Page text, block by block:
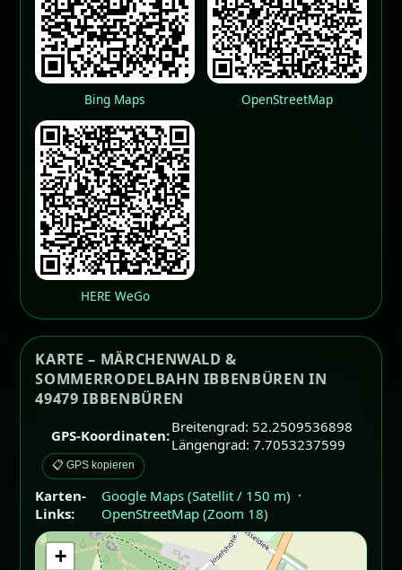
Bing Maps OpenStreetMap
HERE WeGo
KARTE – MÄRCHENWALD &
SOMMERRODELBAHN IBBENBÜREN IN
49479 IBBENBÜREN
GPS-Koordinaten:Breitengrad: 52.2509536898
Längengrad: 7.7053237599
📋 GPS kopieren
Karten-
Links:
Google Maps (Satellit / 150 m) ·
OpenStreetMap (Zoom 18)
+